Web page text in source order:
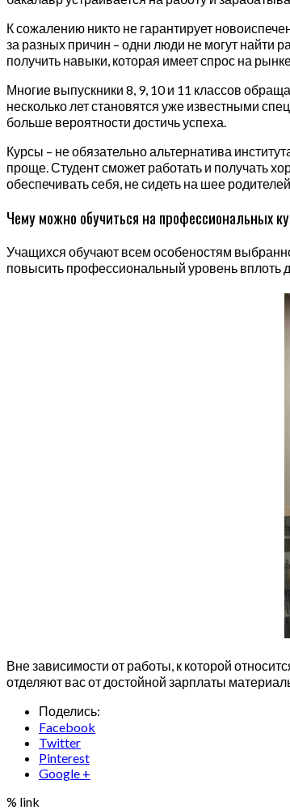
К сожалению никто не гарантирует
за разных причин – одни люди не могут найти
получить навыки, которая имеет спрос на
Многие выпускники 8, 9, 10 и 11 классов
несколько лет становятся уже известными
больше вероятности достичь успеха.
Курсы – не обязательно альтернатива
проще. Студент сможет работать и получать
обеспечивать себя, не сидеть на шее родителей.
Чему можно обучиться на профессиональных
Учащихся обучают всем особеностям
повысить профессиональный уровень вплоть
Вне зависимости от работы, к которой
отделяют вас от достойной зарплаты
Поделись:
Facebook
Twitter
Pinterest
Google +
% link